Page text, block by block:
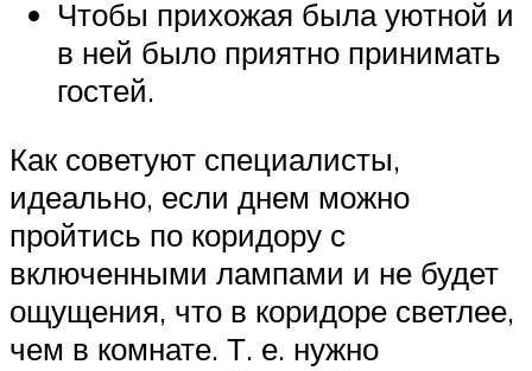
Чтобы прихожая была уютной и
в ней было приятно принимать
гостей.
Как советуют специалисты,
идеально, если днем можно
пройтись по коридору с
включенными лампами и не будет
ощущения, что в коридоре светлее,
чем в комнате. Т. е. нужно